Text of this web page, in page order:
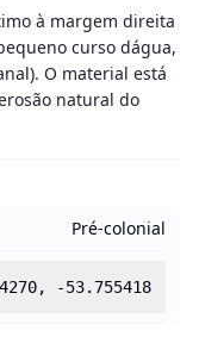
à margem direita
curso dágua,
O material está
natural do
Pré-colonial
, -53.755418